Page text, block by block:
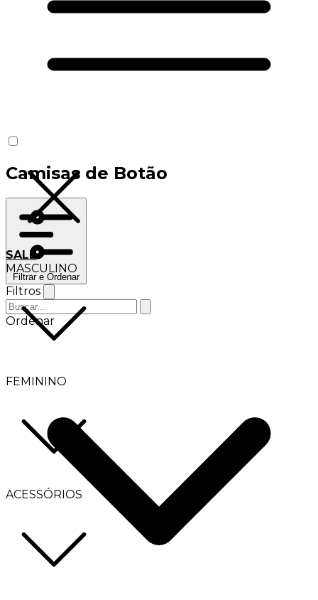
SALE
MASCULINO
FEMININO
ACESSÓRIOS
Camisas de Botão
Filtrar e Ordenar
Filtros
Ordenar